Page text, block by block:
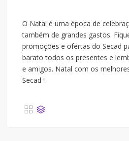
O Natal é uma época de
também de grandes gastos.
promoções e ofertas do Secad
barato todos os presentes e
e amigos. Natal com os
Secad !